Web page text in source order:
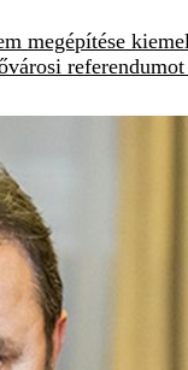
megépítése